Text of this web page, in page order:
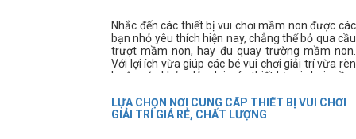
khỏe. Dụng cụ thể thao ngoài trời là lĩnh vực mà
Thiên Trường Sport luôn luôn chú trọng hàng
đầu. vì vậy, dụng cụ thể thao ngoài trời là lĩnh vực
mà Thiên Trường Sport luôn luôn chú trọng hàng
đầu, nhằm mang đến cho quý khách hàng những
Nhắc đến các thiết bị vui chơi mầm non được các
bạn nhỏ yêu thích hiện nay, chẳng thể bỏ qua cầu
trượt mầm non, hay đu quay trường mầm non.
Với lợi ích vừa giúp các bé vui chơi giải trí vừa rèn
luyện sức khỏe dẻo dai, các thiết bị vui chơi mầm
tâm.
LỰA CHỌN NƠI CUNG CẤP THIẾT BỊ VUI CHƠI
GIẢI TRÍ GIÁ RẺ, CHẤT LƯỢNG